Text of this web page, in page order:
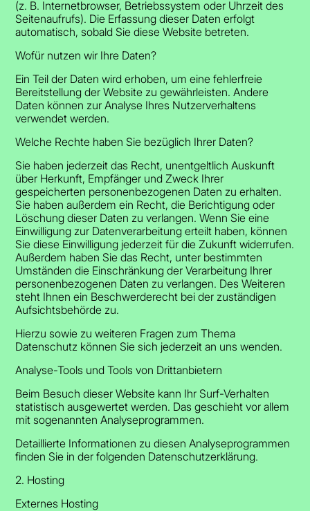
(z. B. Internetbrowser, Betriebssystem oder Uhrzeit des
Seitenaufrufs). Die Erfassung dieser Daten erfolgt
automatisch, sobald Sie diese Website betreten.
Wofür nutzen wir Ihre Daten?
Ein Teil der Daten wird erhoben, um eine fehlerfreie
Bereitstellung der Website zu gewährleisten. Andere
Daten können zur Analyse Ihres Nutzerverhaltens
verwendet werden.
Welche Rechte haben Sie bezüglich Ihrer Daten?
Sie haben jederzeit das Recht, unentgeltlich Auskunft
über Herkunft, Empfänger und Zweck Ihrer
gespeicherten personenbezogenen Daten zu erhalten.
Sie haben außerdem ein Recht, die Berichtigung oder
Löschung dieser Daten zu verlangen. Wenn Sie eine
Einwilligung zur Datenverarbeitung erteilt haben, können
Sie diese Einwilligung jederzeit für die Zukunft widerrufen.
Außerdem haben Sie das Recht, unter bestimmten
Umständen die Einschränkung der Verarbeitung Ihrer
personenbezogenen Daten zu verlangen. Des Weiteren
steht Ihnen ein Beschwerderecht bei der zuständigen
Aufsichtsbehörde zu.
Hierzu sowie zu weiteren Fragen zum Thema
Datenschutz können Sie sich jederzeit an uns wenden.
Analyse-Tools und Tools von Dritt­anbietern
Beim Besuch dieser Website kann Ihr Surf-Verhalten
statistisch ausgewertet werden. Das geschieht vor allem
mit sogenannten Analyseprogrammen.
Detaillierte Informationen zu diesen Analyseprogrammen
finden Sie in der folgenden Datenschutzerklärung.
2. Hosting
Externes Hosting